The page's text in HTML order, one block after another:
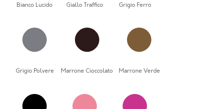
Bianco Lucido Giallo Traffico Grigio Ferro
Grigio Polvere Marrone Cioccolato Marrone Verde